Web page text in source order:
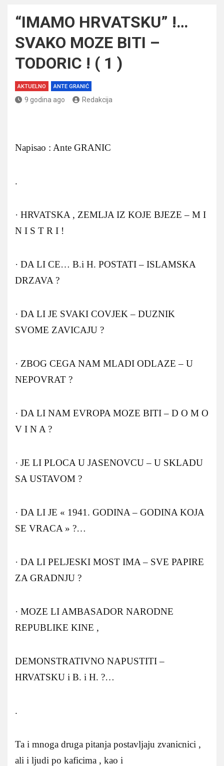
“IMAMO HRVATSKU” !…
SVAKO MOZE BITI –
TODORIC ! ( 1 )
AKTUELNO ANTE GRANIĆ
9 godina ago Redakcija
Napisao : Ante GRANIC
.
· HRVATSKA , ZEMLJA IZ KOJE BJEZE – M I
N I S T R I !
· DA LI CE… B.i H. POSTATI – ISLAMSKA
DRZAVA ?
· DA LI JE SVAKI COVJEK – DUZNIK
SVOME ZAVICAJU ?
· ZBOG CEGA NAM MLADI ODLAZE – U
NEPOVRAT ?
· DA LI NAM EVROPA MOZE BITI – D O M O
V I N A ?
· JE LI PLOCA U JASENOVCU – U SKLADU
SA USTAVOM ?
· DA LI JE « 1941. GODINA – GODINA KOJA
SE VRACA » ?…
· DA LI PELJESKI MOST IMA – SVE PAPIRE
ZA GRADNJU ?
· MOZE LI AMBASADOR NARODNE
REPUBLIKE KINE ,
DEMONSTRATIVNO NAPUSTITI –
HRVATSKU i B. i H. ?…
.
Ta i mnoga druga pitanja postavljaju zvanicnici ,
ali i ljudi po kaficima , kao i